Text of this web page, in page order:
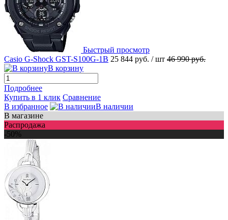
Быстрый просмотр
Casio G-Shock GST-S100G-1B 25 844 руб. / шт 46 990 руб.
В корзину
Подробнее
Купить в 1 клик Сравнение
В избранное
В наличии
В магазине
Распродажа
-50%